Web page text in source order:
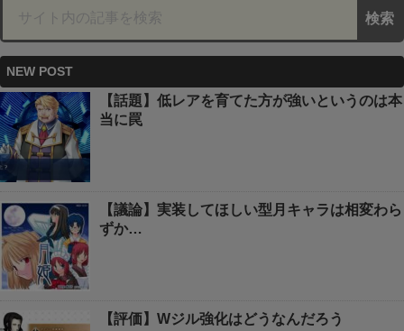
NEW POST
【話題】低レアを育てた方が強いというのは本
当に罠
【議論】実装してほしい型月キャラは相変わら
ずか…
【評価】Wジル強化はどうなんだろう